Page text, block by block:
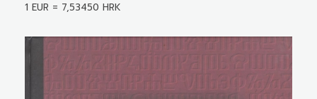
1 EUR = 7,53450 HRK